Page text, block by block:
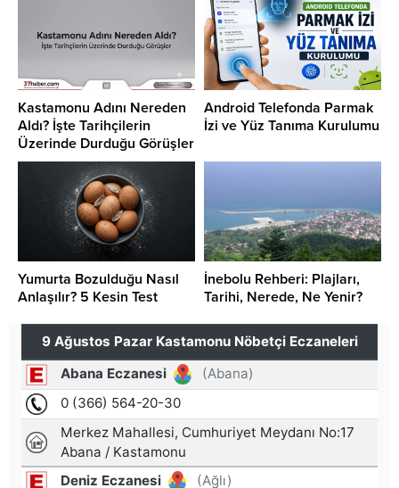
Kastamonu Adını Nereden
Aldı? İşte Tarihçilerin
Üzerinde Durduğu Görüşler
Android Telefonda Parmak
İzi ve Yüz Tanıma Kurulumu
Yumurta Bozulduğu Nasıl
Anlaşılır? 5 Kesin Test
İnebolu Rehberi: Plajları,
Tarihi, Nerede, Ne Yenir?